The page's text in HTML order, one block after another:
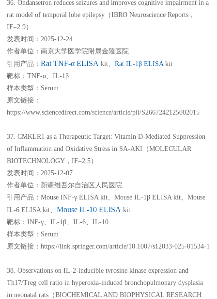
36. Ondansetron reduces seizures and improves cognitive impairment in a
rat model of temporal lobe epilepsy（IBRO Neuroscience Reports，
IF=2.9）
发表时间：2025-12-24
作者单位：南京大学医学院附属金陵医院
引用产品： Rat TNF-α ELISA kit、Rat IL-1β ELISA kit
靶标：TNF-α、IL-1β
样本类型：Serum
原文链接：
https://www.sciencedirect.com/science/article/pii/S2667242125002015
37. CMKLR1 as a Therapeutic Target: Vitamin D-Mediated Suppression
of Inflammation and Oxidative Stress in SA-AKI（MOLECULAR
BIOTECHNOLOGY，IF=2.5）
发表时间：2025-12-07
作者单位：新疆维吾尔自治区人民医院
引用产品：Mouse INF-γ ELISA kit、Mouse IL-1β ELISA kit、Mouse
IL-6 ELISA kit、 Mouse IL-10 ELISA kit
靶标：INF-γ、IL-1β、IL-6、IL-10
样本类型：Serum
原文链接：https://link.springer.com/article/10.1007/s12033-025-01534-1
38. Observations on IL-2-inducible tyrosine kinase expression and
Th17/Treg cell ratio in hyperoxia-induced bronchopulmonary dysplasia
in neonatal rats（BIOCHEMICAL AND BIOPHYSICAL RESEARCH